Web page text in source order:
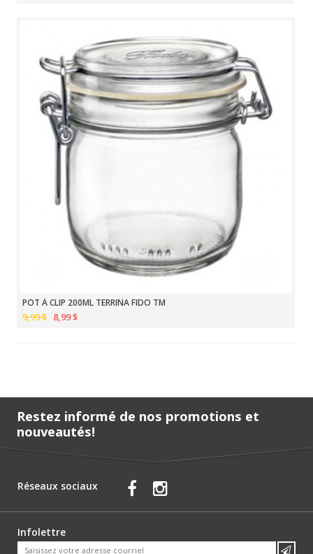
POT À CLIP 200ML TERRINA FIDO TM
9,99 $ 8,99 $
Restez informé de nos promotions et
nouveautés!
Réseaux sociaux
Infolettre